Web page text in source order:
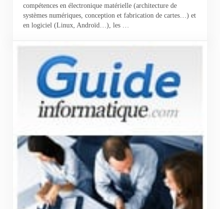
compétences en électronique matérielle (architecture de
systèmes numériques, conception et fabrication de cartes…) et
en logiciel (Linux, Androïd…), les …